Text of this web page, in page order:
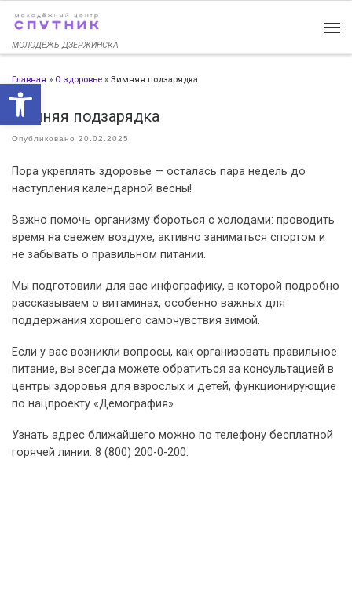
Открыть панель
Перейти к содержимому
МОЛОДЕЖЬ ДЗЕРЖИНСКА
Главная » О здоровье » Зимняя подзарядка
Зимняя подзарядка
Опубликовано 20.02.2025
Пора укреплять здоровье — осталась пара недель до
наступления календарной весны!
Важно помочь организму бороться с холодами: проводить
время на свежем воздухе, активно заниматься спортом и
не забывать о правильном питании.
Мы подготовили для вас инфографику, в которой подробно
рассказываем о витаминах, особенно важных для
поддержания хорошего самочувствия зимой.
Если у вас возникли вопросы, как организовать правильное
питание, вы всегда можете обратиться за консультацией в
центры здоровья для взрослых и детей, функционирующие
по нацпроекту «Демография».
Узнать адрес ближайшего можно по телефону бесплатной
горячей линии: 8 (800) 200-0-200.